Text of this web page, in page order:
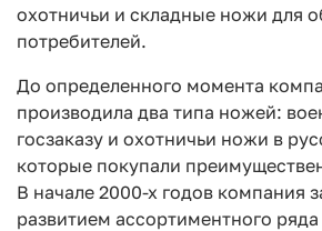
охотничьи и складные ножи для
потребителей.
До определенного момента
производила два типа ножей:
госзаказу и охотничьи ножи в
которые покупали
В начале 2000-х годов компания
развитием ассортиментного